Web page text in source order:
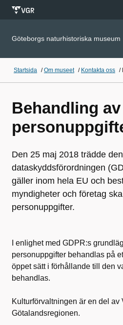
Göteborgs naturhistoriska museum
Startsida /Om museet / Kontakta oss /
Behandling av
Den 25 maj 2018 trädde
dataskyddsförordningen
gäller inom hela EU och
myndigheter och företag
personuppgifter.
I enlighet med GDPR:s
personuppgifter behandlas på
öppet sätt i förhållande till den
behandlas.
Kulturförvaltningen är en del av
Götalandsregionen.